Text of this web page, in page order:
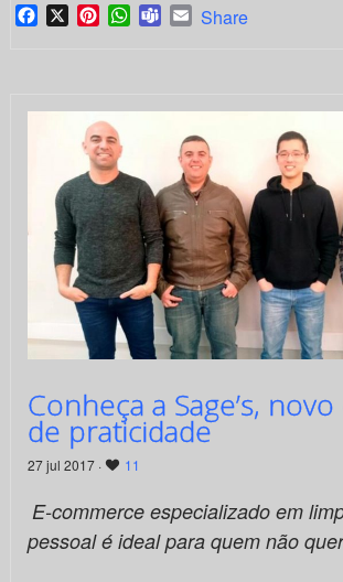
Facebook
X PinterestWhatsApp
TeamsEmail
Share
Conheça a Sage’s,
de praticidade
27 jul 2017 · 11
E-commerce especializado em
pessoal é ideal para quem não